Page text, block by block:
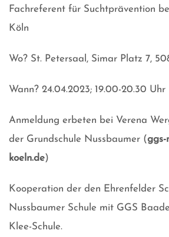
Fachreferent für Suchtprävention
Köln
Wo? St. Petersaal, Simar Platz 7,
Wann? 24.04.2023; 19.00-20.30 Uhr
Anmeldung erbeten bei Verena
der Grundschule Nussbaumer (ggs-
koeln.de)
Kooperation der den Ehrenfelder
Nussbaumer Schule mit GGS
Klee-Schule.